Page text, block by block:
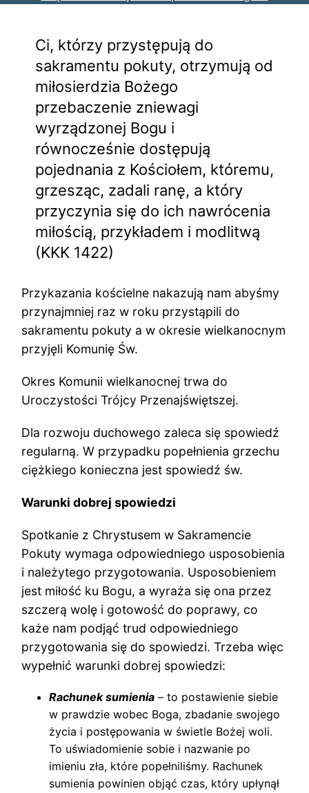
Ci, którzy przystępują do
sakramentu pokuty, otrzymują od
miłosierdzia Bożego
przebaczenie zniewagi
wyrządzonej Bogu i
równocześnie dostępują
pojednania z Kościołem, któremu,
grzesząc, zadali ranę, a który
przyczynia się do ich nawrócenia
miłością, przykładem i modlitwą
(KKK 1422)
Przykazania kościelne nakazują nam abyśmy
przynajmniej raz w roku przystąpili do
sakramentu pokuty a w okresie wielkanocnym
przyjęli Komunię Św.
Okres Komunii wielkanocnej trwa do
Uroczystości Trójcy Przenajświętszej.
Dla rozwoju duchowego zaleca się spowiedź
regularną. W przypadku popełnienia grzechu
ciężkiego konieczna jest spowiedź św.
Warunki dobrej spowiedzi
Spotkanie z Chrystusem w Sakramencie
Pokuty wymaga odpowiedniego usposobienia
i należytego przygotowania. Usposobieniem
jest miłość ku Bogu, a wyraża się ona przez
szczerą wolę i gotowość do poprawy, co
każe nam podjąć trud odpowiedniego
przygotowania się do spowiedzi. Trzeba więc
wypełnić warunki dobrej spowiedzi:
Rachunek sumienia – to postawienie siebie
w prawdzie wobec Boga, zbadanie swojego
życia i postępowania w świetle Bożej woli.
To uświadomienie sobie i nazwanie po
imieniu zła, które popełniliśmy. Rachunek
sumienia powinien objąć czas, który upłynął